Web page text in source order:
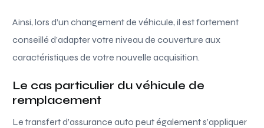
Ainsi, lors d’un changement de véhicule, il est fortement
conseillé d’adapter votre niveau de couverture aux
caractéristiques de votre nouvelle acquisition.
Le cas particulier du véhicule de
remplacement
Le transfert d’assurance auto peut également s’appliquer